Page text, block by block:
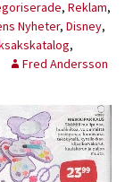
, Reklam,
Nyheter, Disney,
,
Fred Andersson